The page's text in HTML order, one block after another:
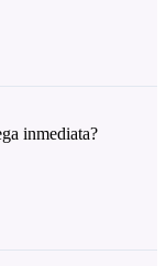
inmediata?